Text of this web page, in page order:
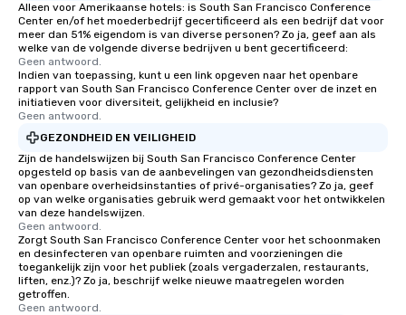
Alleen voor Amerikaanse hotels: is South San Francisco Conference
Center en/of het moederbedrijf gecertificeerd als een bedrijf dat voor
meer dan 51% eigendom is van diverse personen? Zo ja, geef aan als
welke van de volgende diverse bedrijven u bent gecertificeerd:
Geen antwoord.
Indien van toepassing, kunt u een link opgeven naar het openbare
rapport van South San Francisco Conference Center over de inzet en
initiatieven voor diversiteit, gelijkheid en inclusie?
Geen antwoord.
GEZONDHEID EN VEILIGHEID
Zijn de handelswijzen bij South San Francisco Conference Center
opgesteld op basis van de aanbevelingen van gezondheidsdiensten
van openbare overheidsinstanties of privé-organisaties? Zo ja, geef
op van welke organisaties gebruik werd gemaakt voor het ontwikkelen
van deze handelswijzen.
Geen antwoord.
Zorgt South San Francisco Conference Center voor het schoonmaken
en desinfecteren van openbare ruimten and voorzieningen die
toegankelijk zijn voor het publiek (zoals vergaderzalen, restaurants,
liften, enz.)? Zo ja, beschrijf welke nieuwe maatregelen worden
getroffen.
Geen antwoord.